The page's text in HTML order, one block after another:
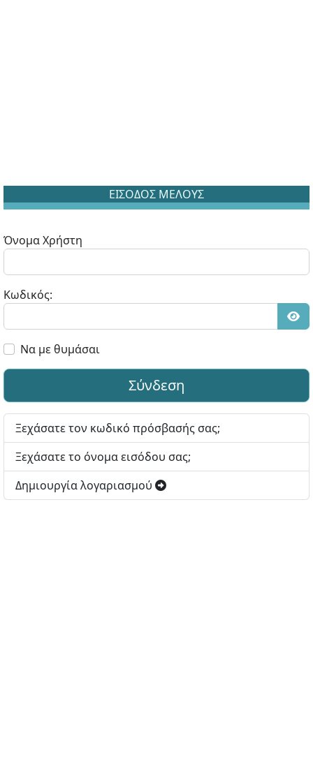
ΕΙΣΟΔΟΣ ΜΕΛΟΥΣ
Όνομα Χρήστη
Κωδικός:
Να με θυμάσαι
Σύνδεση
Ξεχάσατε τον κωδικό πρόσβασής σας;
Ξεχάσατε το όνομα εισόδου σας;
Δημιουργία λογαριασμού